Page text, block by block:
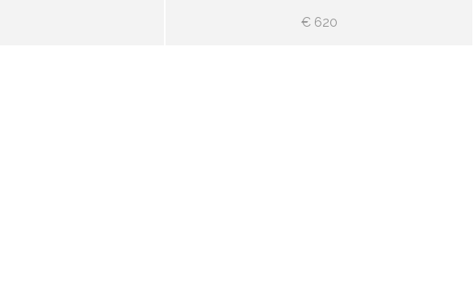
€ 620